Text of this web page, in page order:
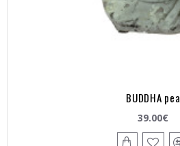
BUDDHA pea
39.00€